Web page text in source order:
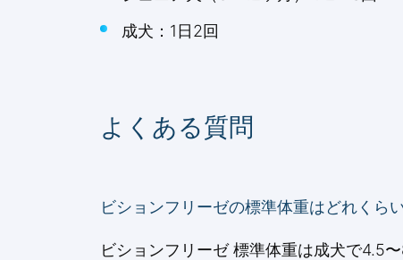
成犬：1日2回
よくある質問
ビションフリーゼの標準体重はどれくら
ビションフリーゼ 標準体重は成犬で4.5